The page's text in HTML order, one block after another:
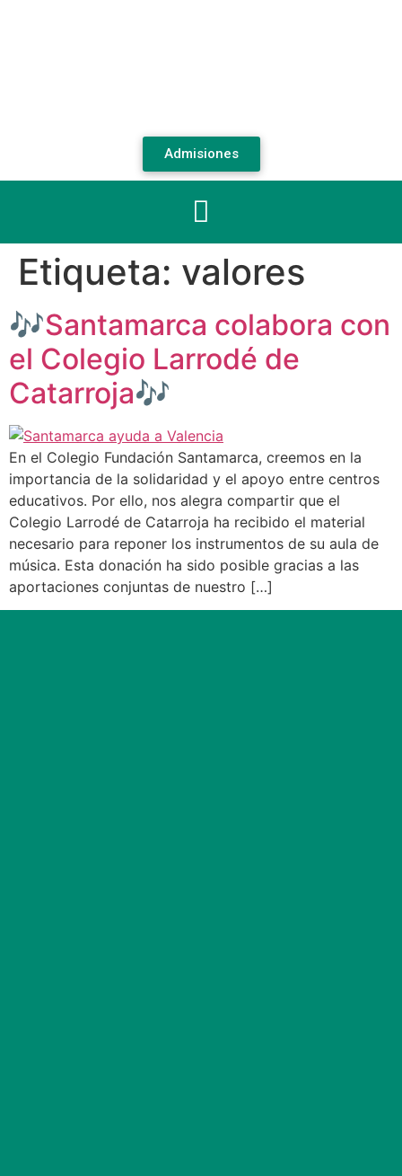
Admisiones
Etiqueta: valores
🎶Santamarca colabora con
el Colegio Larrodé de
Catarroja🎶
En el Colegio Fundación Santamarca, creemos en la
importancia de la solidaridad y el apoyo entre centros
educativos. Por ello, nos alegra compartir que el
Colegio Larrodé de Catarroja ha recibido el material
necesario para reponer los instrumentos de su aula de
música. Esta donación ha sido posible gracias a las
aportaciones conjuntas de nuestro […]